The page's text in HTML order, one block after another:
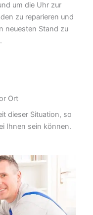
um die Uhr zur
zu reparieren und
neuesten Stand zu
Ort
dieser Situation, so
Ihnen sein können.